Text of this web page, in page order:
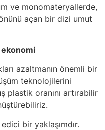
ve monomateryallerde,
açan bir dizi umut
ekonomi
azaltmanın önemli bir
teknolojilerini
plastik oranını artırabilir
bir yaklaşımdır.